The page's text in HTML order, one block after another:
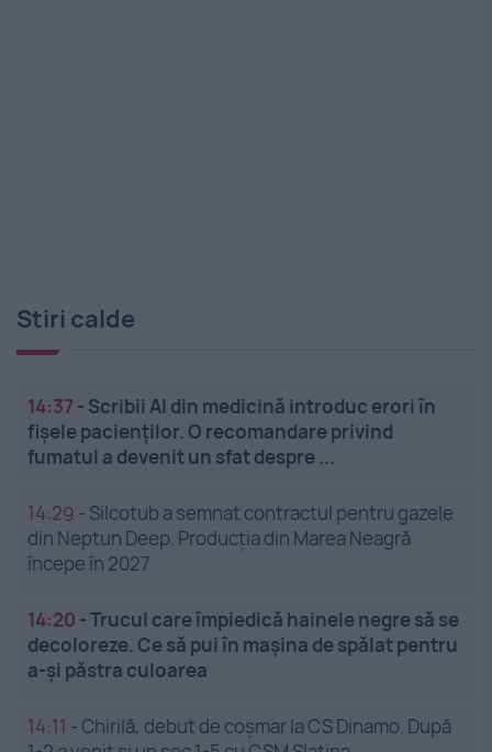
Stiri calde
14:37 - Scribii AI din medicină introduc erori în
fișele pacienților. O recomandare privind
fumatul a devenit un sfat despre ...
14:29 - Silcotub a semnat contractul pentru gazele
din Neptun Deep. Producția din Marea Neagră
începe în 2027
14:20 -Trucul care împiedică hainele negre să se
decoloreze. Ce să pui în mașina de spălat pentru
a-și păstra culoarea
14:11 -Chirilă, debut de coșmar la CS Dinamo. După